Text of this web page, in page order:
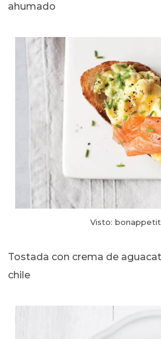
ahumado
Visto:
Tostada con crema de
chile